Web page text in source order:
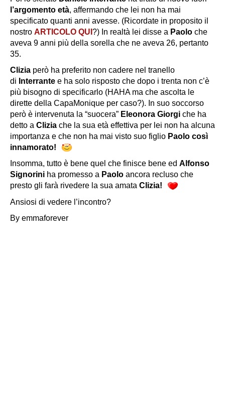
l’argomento età, affermando che lei non ha mai
specificato quanti anni avesse. (Ricordate in proposito il
nostro ARTICOLO QUI ?) In realtà lei disse a Paolo che
aveva 9 anni più della sorella che ne aveva 26, pertanto
35.
Clizia però ha preferito non cadere nel tranello
di Interrante e ha solo risposto che dopo i trenta non c’è
più bisogno di specificarlo (HAHA ma che ascolta le
dirette della CapaMonique per caso?). In suo soccorso
però è intervenuta la “suocera” Eleonora Giorgi che ha
detto a Clizia che la sua età effettiva per lei non ha alcuna
importanza e che non ha mai visto suo figlio Paolo così
innamorato!
Insomma, tutto è bene quel che finisce bene ed Alfonso
Signorini ha promesso a Paolo ancora recluso che
presto gli farà rivedere la sua amata Clizia!
Ansiosi di vedere l’incontro?
By emmaforever